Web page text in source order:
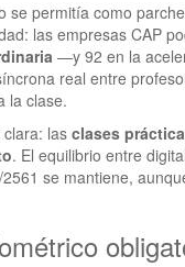
se permitía como
las empresas CAP
—y 92 en la
real entre
la clase.
las clases
. El equilibrio entre
se mantiene,